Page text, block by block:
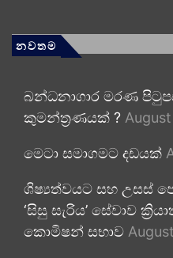
නවතම
බන්ධනාගාර මරණ
කුමන්ත්‍රණයක් ?
මෙටා සමාගමට දඩයක්
ශිෂ්‍යත්වයට සහ උසස්
‘සිසු සැරිය’ සේවාව
කොමිෂන් සභාව